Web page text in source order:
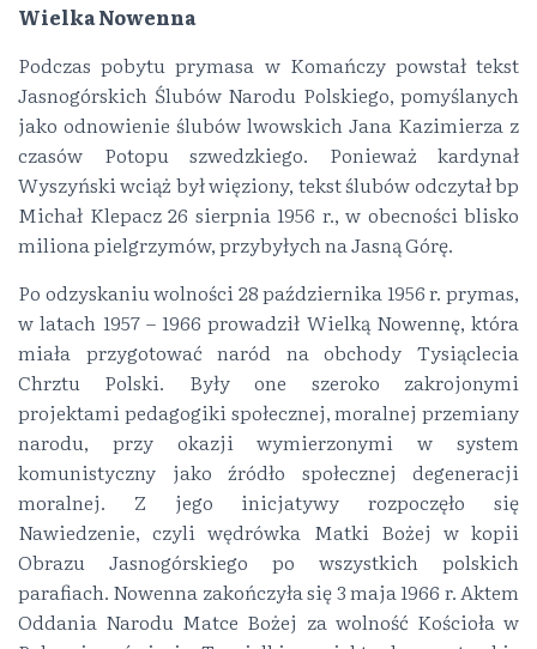
Wielka Nowenna
Podczas pobytu prymasa w Komańczy powstał tekst
Jasnogórskich Ślubów Narodu Polskiego, pomyślanych
jako odnowienie ślubów lwowskich Jana Kazimierza z
czasów Potopu szwedzkiego. Ponieważ kardynał
Wyszyński wciąż był więziony, tekst ślubów odczytał bp
Michał Klepacz 26 sierpnia 1956 r., w obecności blisko
miliona pielgrzymów, przybyłych na Jasną Górę.
Po odzyskaniu wolności 28 października 1956 r. prymas,
w latach 1957 – 1966 prowadził Wielką Nowennę, która
miała przygotować naród na obchody Tysiąclecia
Chrztu Polski. Były one szeroko zakrojonymi
projektami pedagogiki społecznej, moralnej przemiany
narodu, przy okazji wymierzonymi w system
komunistyczny jako źródło społecznej degeneracji
moralnej. Z jego inicjatywy rozpoczęło się
Nawiedzenie, czyli wędrówka Matki Bożej w kopii
Obrazu Jasnogórskiego po wszystkich polskich
parafiach. Nowenna zakończyła się 3 maja 1966 r. Aktem
Oddania Narodu Matce Bożej za wolność Kościoła w